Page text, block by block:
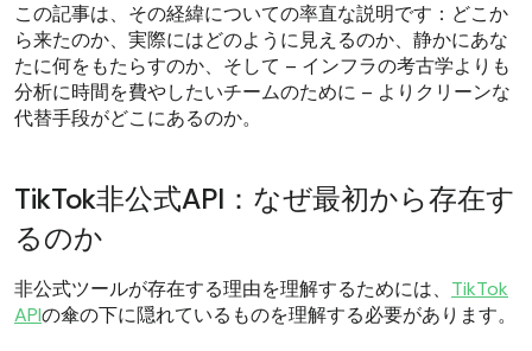
この記事は、その経緯についての率直な説明です：どこか
ら来たのか、実際にはどのように見えるのか、静かにあな
たに何をもたらすのか、そして – インフラの考古学よりも
分析に時間を費やしたいチームのために – よりクリーンな
代替手段がどこにあるのか。
TikTok非公式API：なぜ最初から存在す
るのか
非公式ツールが存在する理由を理解するためには、 TikTok
APIの傘の下に隠れているものを理解する必要があります。